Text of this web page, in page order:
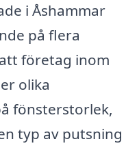
i Åshammar
på flera
företag inom
olika
fönsterstorlek,
typ av putsning